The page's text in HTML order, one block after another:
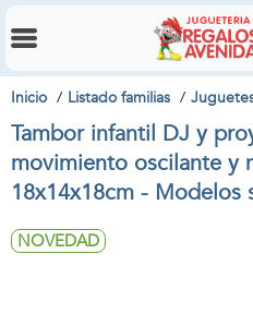
Inicio Listado familias
Tambor infantil DJ y
movimiento oscilante y
18x14x18cm - Modelos
NOVEDAD